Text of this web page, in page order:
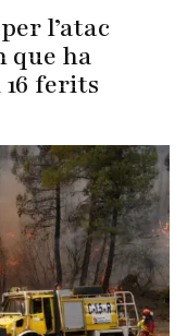
l’atac
que ha
ferits